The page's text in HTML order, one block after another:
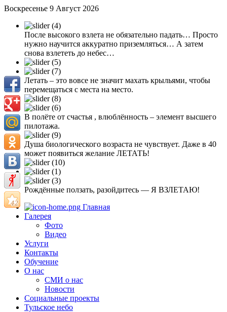
Воскресенье 9 Август 2026
После высокого взлета не обязательно падать… Просто
нужно научится аккуратно приземляться… А затем
снова взлететь до небес…
Летать – это вовсе не значит махать крыльями, чтобы
перемещаться с места на место.
В полёте от счастья , влюблённость – элемент высшего
пилотажа.
Душа биологического возраста не чувствует. Даже в 40
может появиться желание ЛЕТАТЬ!
Рождённые ползать, разойдитесь — Я ВЗЛЕТАЮ!
Главная
Галерея
Фото
Видео
Услуги
Контакты
Обучение
О нас
СМИ о нас
Новости
Социальные проекты
Тульское небо